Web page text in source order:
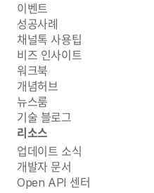
이벤트
성공사례
채널톡 사용팁
비즈 인사이트
워크북
개념허브
뉴스룸
기술 블로그
리소스
업데이트 소식
개발자 문서
Open API 센터